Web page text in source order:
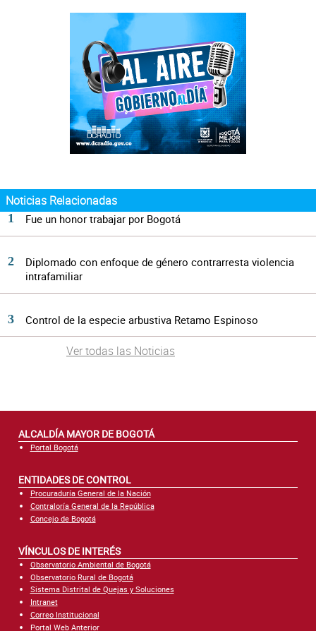
Noticias Relacionadas
Fue un honor trabajar por Bogotá
Diplomado con enfoque de género contrarresta violencia
intrafamiliar
Control de la especie arbustiva Retamo Espinoso
Ver todas las Noticias
ALCALDÍA MAYOR DE BOGOTÁ
Portal Bogotá
ENTIDADES DE CONTROL
Procuraduría General de la Nación
Contraloría General de la República
Concejo de Bogotá
VÍNCULOS DE INTERÉS
Observatorio Ambiental de Bogotá
Observatorio Rural de Bogotá
Sistema Distrital de Quejas y Soluciones
Intranet
Correo Institucional
Portal Web Anterior